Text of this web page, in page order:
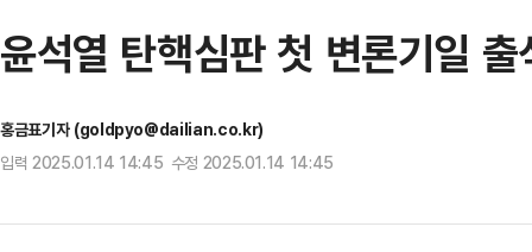
윤석열 탄핵심판 첫 변론기일
홍금표기자 (goldpyo@dailian.co.kr)
입력 2025.01.14 14:45 수정 2025.01.14 14:45